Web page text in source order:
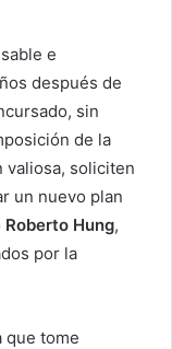
e
después de
sin
de la
valiosa, soliciten
un nuevo plan
Roberto Hung,
por la
que tome